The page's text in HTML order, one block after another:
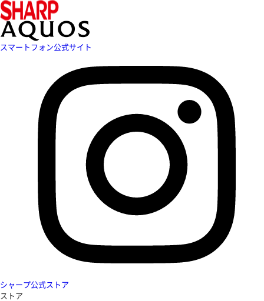
スマートフォン公式サイト
シャープ公式ストア
ストア